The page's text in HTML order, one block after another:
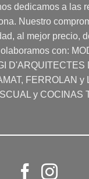
dedicamos a las
Nuestro
al mejor precio,
con:
D'ARQUITECTES
FERROLAN y
y COCINAS